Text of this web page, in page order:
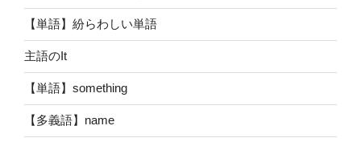
【単語】紛らわしい単語
主語のIt
【単語】something
【多義語】name